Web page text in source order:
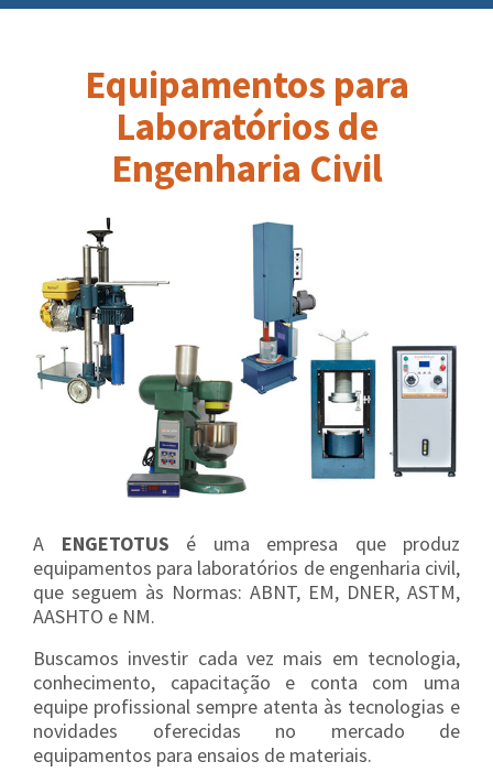
Equipamentos para
Laboratórios de
Engenharia Civil
A ENGETOTUS é uma empresa que produz
equipamentos para laboratórios de engenharia civil,
que seguem às Normas: ABNT, EM, DNER, ASTM,
AASHTO e NM.
Buscamos investir cada vez mais em tecnologia,
conhecimento, capacitação e conta com uma
equipe profissional sempre atenta às tecnologias e
novidades oferecidas no mercado de
equipamentos para ensaios de materiais.